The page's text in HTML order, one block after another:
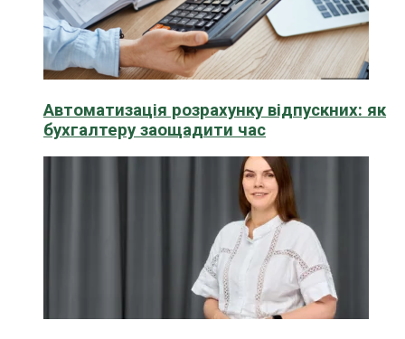
Автоматизація розрахунку відпускних: як
бухгалтеру заощадити час